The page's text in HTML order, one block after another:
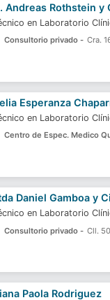
Andreas Rothstein y
en Laboratorio
Consultorio privado - Cra.
Esperanza
en Laboratorio
Centro de Espec. Medico
Daniel Gamboa y
en Laboratorio
Consultorio privado - Cll.
Paola Rodriguez